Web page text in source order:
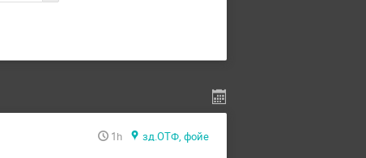
1h зд.ОТФ, фойе